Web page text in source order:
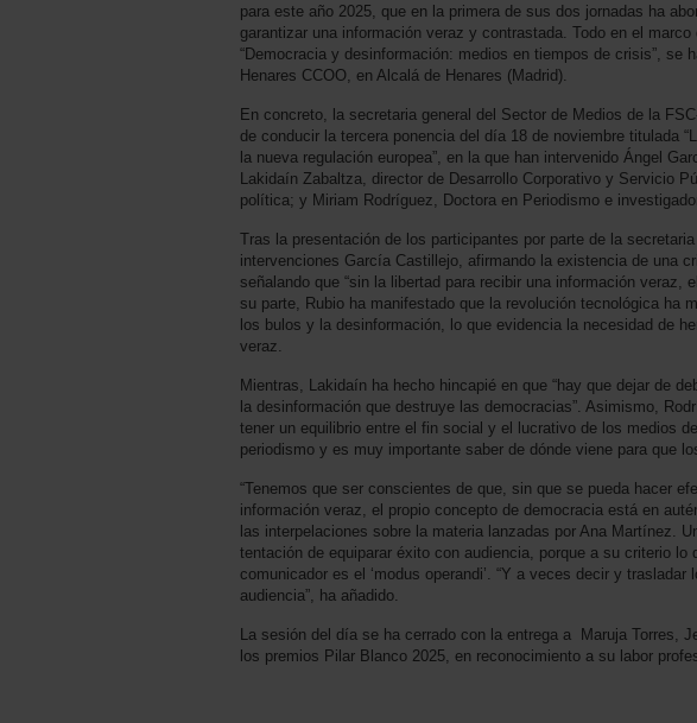
para este año 2025, que en la primera de sus dos jornadas ha
garantizar una información veraz y contrastada. Todo en el
“Democracia y desinformación: medios en tiempos de crisis”, se
Henares CCOO, en Alcalá de Henares (Madrid).
En concreto, la secretaria general del Sector de Medios de la
de conducir la tercera ponencia del día 18 de noviembre titulada
la nueva regulación europea”, en la que han intervenido Ángel
Lakidaín Zabaltza, director de Desarrollo Corporativo y Servicio
política; y Miriam Rodríguez, Doctora en Periodismo e
Tras la presentación de los participantes por parte de la
intervenciones García Castillejo, afirmando la existencia de una
señalando que “sin la libertad para recibir una información
su parte, Rubio ha manifestado que la revolución tecnológica ha
los bulos y la desinformación, lo que evidencia la necesidad de
veraz.
Mientras, Lakidaín ha hecho hincapié en que “hay que dejar de
la desinformación que destruye las democracias”. Asimismo,
tener un equilibrio entre el fin social y el lucrativo de los medios
periodismo y es muy importante saber de dónde viene para que
“Tenemos que ser conscientes de que, sin que se pueda hacer
información veraz, el propio concepto de democracia está en
las interpelaciones sobre la materia lanzadas por Ana Martínez.
tentación de equiparar éxito con audiencia, porque a su criterio lo
comunicador es el ‘modus operandi’. “Y a veces decir y
audiencia”, ha añadido.
La sesión del día se ha cerrado con la entrega a Maruja Torres,
los premios Pilar Blanco 2025, en reconocimiento a su labor